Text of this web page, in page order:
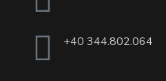
+40 344.802.064